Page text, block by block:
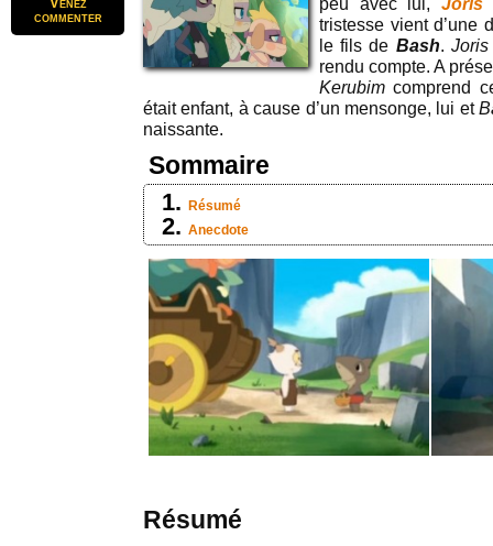
commenter
peu avec lui, Joris
tristesse vient d’une
le fils de Bash. Joris
rendu compte. A
Kerubim comprend
était enfant, à cause d’un mensonge, lui et
naissante.
Sommaire
Résumé
Anecdote
Résumé